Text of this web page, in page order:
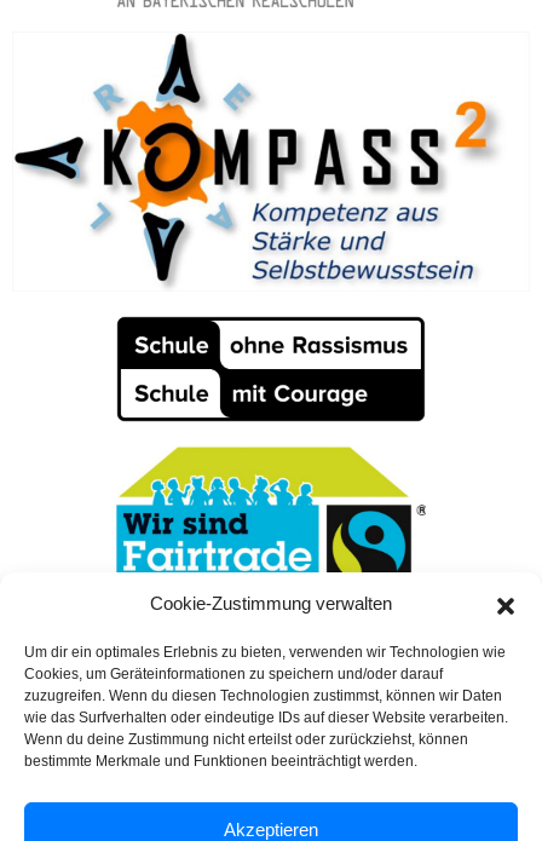
Cookie-Zustimmung verwalten
Um dir ein optimales Erlebnis zu bieten, verwenden wir Technologien wie
Cookies, um Geräteinformationen zu speichern und/oder darauf
zuzugreifen. Wenn du diesen Technologien zustimmst, können wir Daten
wie das Surfverhalten oder eindeutige IDs auf dieser Website verarbeiten.
Wenn du deine Zustimmung nicht erteilst oder zurückziehst, können
bestimmte Merkmale und Funktionen beeinträchtigt werden.
Akzeptieren
Rechtliches
Datenschutzerklärung